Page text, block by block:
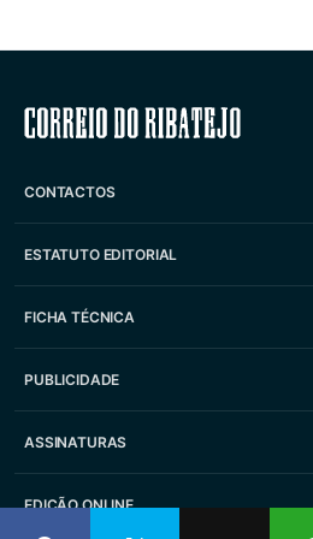
Correio do
CONTACTOS
ESTATUTO EDITORIAL
FICHA TÉCNICA
PUBLICIDADE
ASSINATURAS
EDIÇÃO ONLINE